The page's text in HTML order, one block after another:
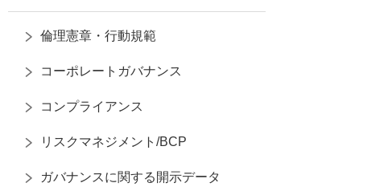
倫理憲章・行動規範
コーポレートガバナンス
コンプライアンス
リスクマネジメント/BCP
ガバナンスに関する開⽰データ